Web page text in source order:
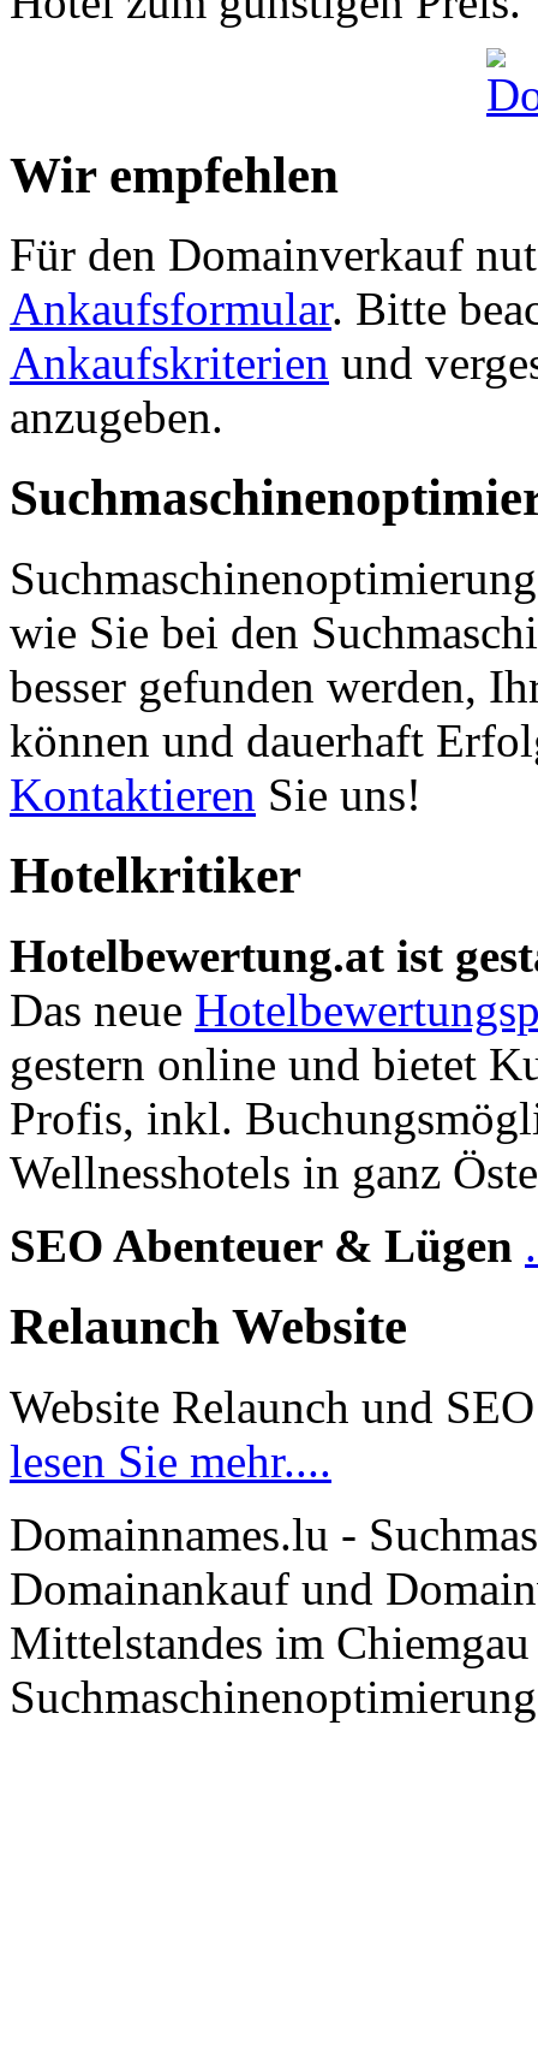
Wir empfehlen
Für den Domainverkauf
Ankaufsformular. Bitte
Ankaufskriterien und
anzugeben.
wie Sie bei den
besser gefunden werden,
können und dauerhaft
Kontaktieren Sie uns!
Hotelkritiker
Hotelbewertung.at ist
Das neue
gestern online und bietet
Profis, inkl.
Wellnesshotels in ganz
SEO Abenteuer & Lügen
Relaunch Website
Website Relaunch und SEO
lesen Sie mehr....
Domainnames.lu -
Domainankauf und
Mittelstandes im
Suchmaschinenoptimierung